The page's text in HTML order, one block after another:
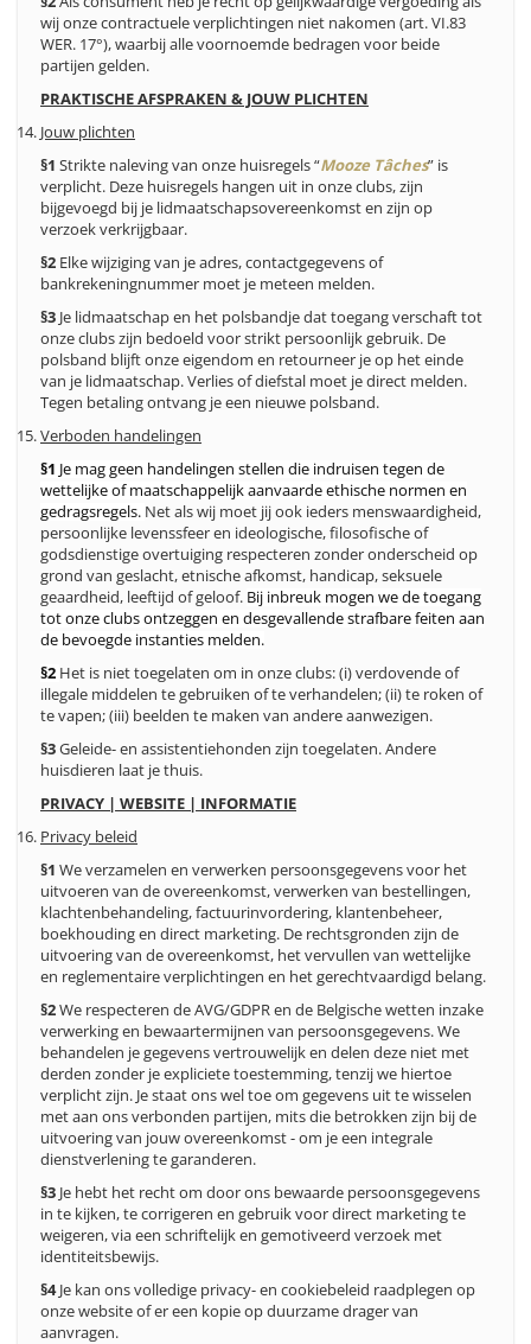
wij onze contractuele verplichtingen niet nakomen (art. VI.83
WER. 17°), waarbij alle voornoemde bedragen voor beide
partijen gelden.
PRAKTISCHE AFSPRAKEN & JOUW PLICHTEN
Jouw plichten
§1 Strikte naleving van onze huisregels “Mooze Tâches” is
verplicht. Deze huisregels hangen uit in onze clubs, zijn
bijgevoegd bij je lidmaatschapsovereenkomst en zijn op
verzoek verkrijgbaar.
§2 Elke wijziging van je adres, contactgegevens of
bankrekeningnummer moet je meteen melden.
§3 Je lidmaatschap en het polsbandje dat toegang verschaft tot
onze clubs zijn bedoeld voor strikt persoonlijk gebruik. De
polsband blijft onze eigendom en retourneer je op het einde
van je lidmaatschap. Verlies of diefstal moet je direct melden.
Tegen betaling ontvang je een nieuwe polsband.
Verboden handelingen
§1 Je mag geen handelingen stellen die indruisen tegen de
wettelijke of maatschappelijk aanvaarde ethische normen en
gedragsregels. Net als wij moet jij ook ieders menswaardigheid,
persoonlijke levenssfeer en ideologische, filosofische of
godsdienstige overtuiging respecteren zonder onderscheid op
grond van geslacht, etnische afkomst, handicap, seksuele
geaardheid, leeftijd of geloof. Bij inbreuk mogen we de toegang
tot onze clubs ontzeggen en desgevallende strafbare feiten aan
de bevoegde instanties melden.
§2 Het is niet toegelaten om in onze clubs: (i) verdovende of
illegale middelen te gebruiken of te verhandelen; (ii) te roken of
te vapen; (iii) beelden te maken van andere aanwezigen.
§3Geleide- en assistentiehonden zijn toegelaten. Andere
huisdieren laat je thuis.
PRIVACY | WEBSITE | INFORMATIE
Privacy beleid
§1 We verzamelen en verwerken persoonsgegevens voor het
uitvoeren van de overeenkomst, verwerken van bestellingen,
klachtenbehandeling, factuurinvordering, klantenbeheer,
boekhouding en direct marketing. De rechtsgronden zijn de
uitvoering van de overeenkomst, het vervullen van wettelijke
en reglementaire verplichtingen en het gerechtvaardigd belang.
§2We respecteren de AVG/GDPR en de Belgische wetten inzake
verwerking en bewaartermijnen van persoonsgegevens. We
behandelen je gegevens vertrouwelijk en delen deze niet met
derden zonder je expliciete toestemming, tenzij we hiertoe
verplicht zijn. Je staat ons wel toe om gegevens uit te wisselen
met aan ons verbonden partijen, mits die betrokken zijn bij de
uitvoering van jouw overeenkomst - om je een integrale
dienstverlening te garanderen.
§3 Je hebt het recht om door ons bewaarde persoonsgegevens
in te kijken, te corrigeren en gebruik voor direct marketing te
weigeren, via een schriftelijk en gemotiveerd verzoek met
identiteitsbewijs.
§4Je kan ons volledige privacy- en cookiebeleid raadplegen op
onze website of er een kopie op duurzame drager van
aanvragen.